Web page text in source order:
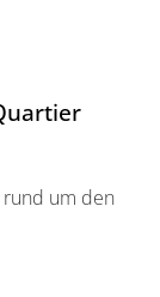
um den